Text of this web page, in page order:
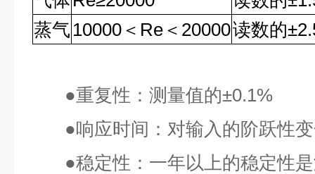
蒸气 10000 ＜ Re ＜ 20000读数的
●重复性：测量值的±0.1%
●响应时间：对输入的阶跃性
●稳定性：一年以上的稳定性